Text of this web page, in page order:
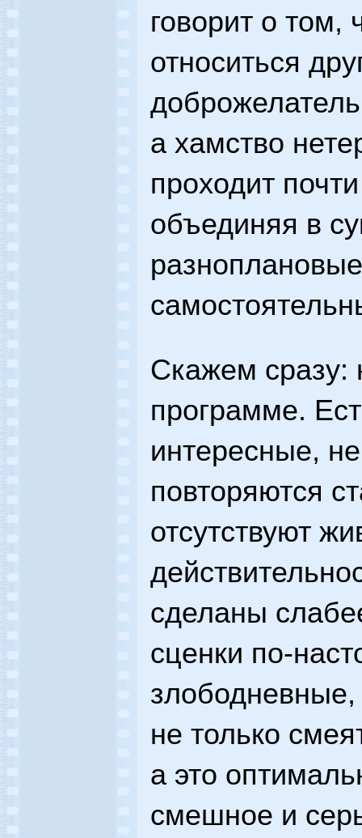
говорит о
относиться
а хамство
проходит
объединяя в
Скажем сразу:
программе.
интересные,
повторяются
отсутствуют
сделаны
сценки по-
не только
а это
смешное и